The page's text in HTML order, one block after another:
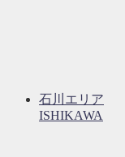
石川エリア
ISHIKAWA